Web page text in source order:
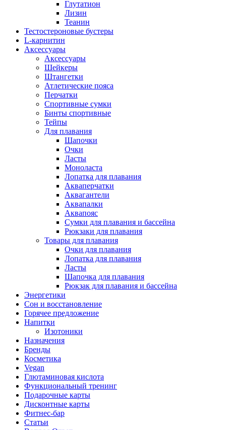
Глутатион
Лизин
Теанин
Тестостероновые бустеры
L-карнитин
Аксессуары
Аксессуары
Шейкеры
Штангетки
Атлетические пояса
Перчатки
Спортивные сумки
Бинты спортивные
Тейпы
Для плавания
Шапочки
Очки
Ласты
Моноласта
Лопатка для плавания
Акваперчатки
Аквагантели
Аквапалки
Аквапояс
Сумки для плавания и бассейна
Рюкзаки для плавания
Товары для плавания
Очки для плавания
Лопатка для плавания
Ласты
Шапочка для плавания
Рюкзак для плавания и бассейна
Энергетики
Сон и восстановление
Горячее предложение
Напитки
Изотоники
Назначения
Бренды
Косметика
Vegan
Глютаминовая кислота
Функциональный тренинг
Подарочные карты
Дисконтные карты
Фитнес-бар
Статьи